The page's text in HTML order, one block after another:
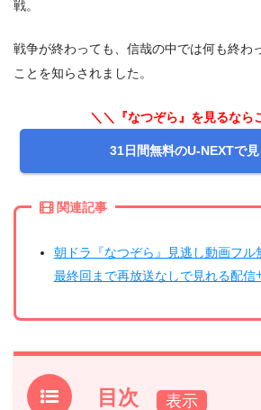
戦。
戦争が終わっても、信哉の中では何も終わ
ことを知らされました。
＼＼『なつぞら』を見るなら
31日間無料のU-NEXTで見
関連記事
朝ドラ『なつぞら』見逃し動画フル
最終回まで再放送なしで見れる配信
目次